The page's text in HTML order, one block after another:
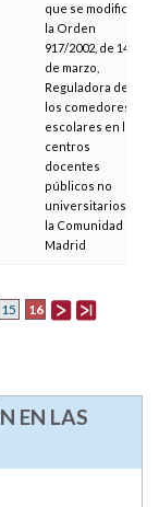
que se modifica
la Orden
917/2002, de 14
de marzo,
Reguladora de
los comedores
escolares en los
centros
docentes
públicos no
universitarios de
la Comunidad de
Madrid
15 16
EN LAS